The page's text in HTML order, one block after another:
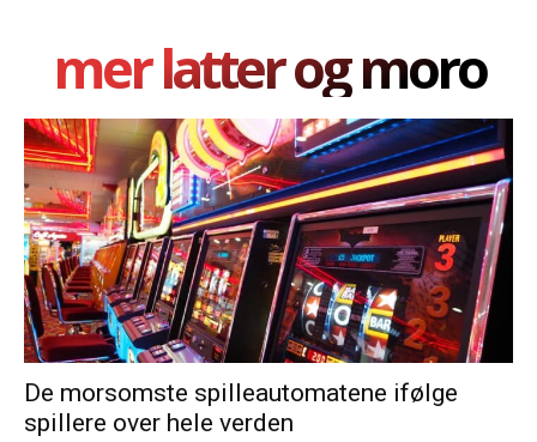
mer latter og moro
De morsomste spilleautomatene ifølge
spillere over hele verden